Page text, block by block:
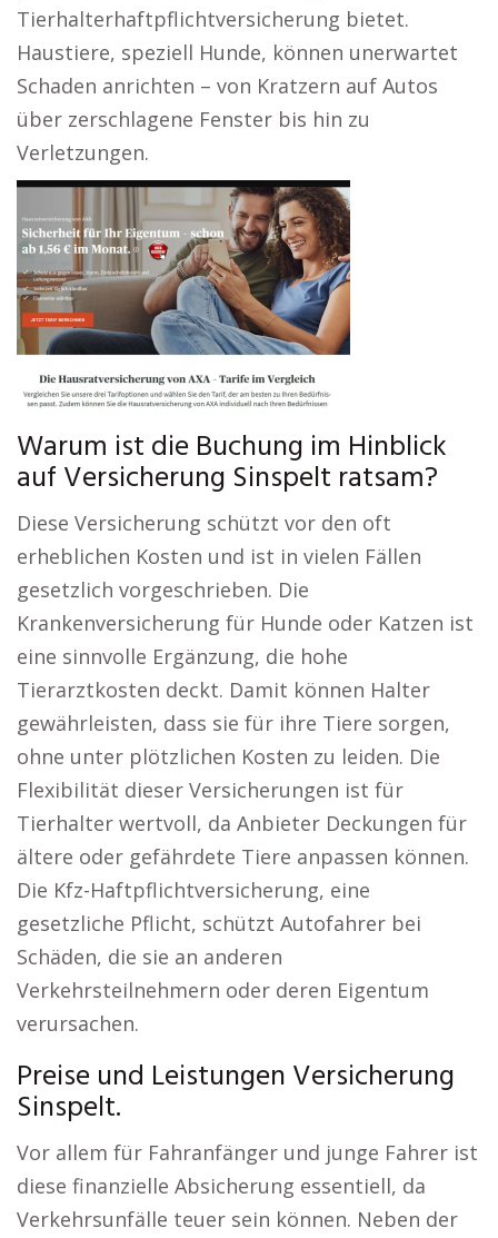
Tierhalterhaftpflichtversicherung bietet.
Haustiere, speziell Hunde, können unerwartet
Schaden anrichten – von Kratzern auf Autos
über zerschlagene Fenster bis hin zu
Verletzungen.
Warum ist die Buchung im Hinblick
auf Versicherung Sinspelt ratsam?
Diese Versicherung schützt vor den oft
erheblichen Kosten und ist in vielen Fällen
gesetzlich vorgeschrieben. Die
Krankenversicherung für Hunde oder Katzen ist
eine sinnvolle Ergänzung, die hohe
Tierarztkosten deckt. Damit können Halter
gewährleisten, dass sie für ihre Tiere sorgen,
ohne unter plötzlichen Kosten zu leiden. Die
Flexibilität dieser Versicherungen ist für
Tierhalter wertvoll, da Anbieter Deckungen für
ältere oder gefährdete Tiere anpassen können.
Die Kfz-Haftpflichtversicherung, eine
gesetzliche Pflicht, schützt Autofahrer bei
Schäden, die sie an anderen
Verkehrsteilnehmern oder deren Eigentum
verursachen.
Preise und Leistungen Versicherung
Sinspelt.
Vor allem für Fahranfänger und junge Fahrer ist
diese finanzielle Absicherung essentiell, da
Verkehrsunfälle teuer sein können. Neben der